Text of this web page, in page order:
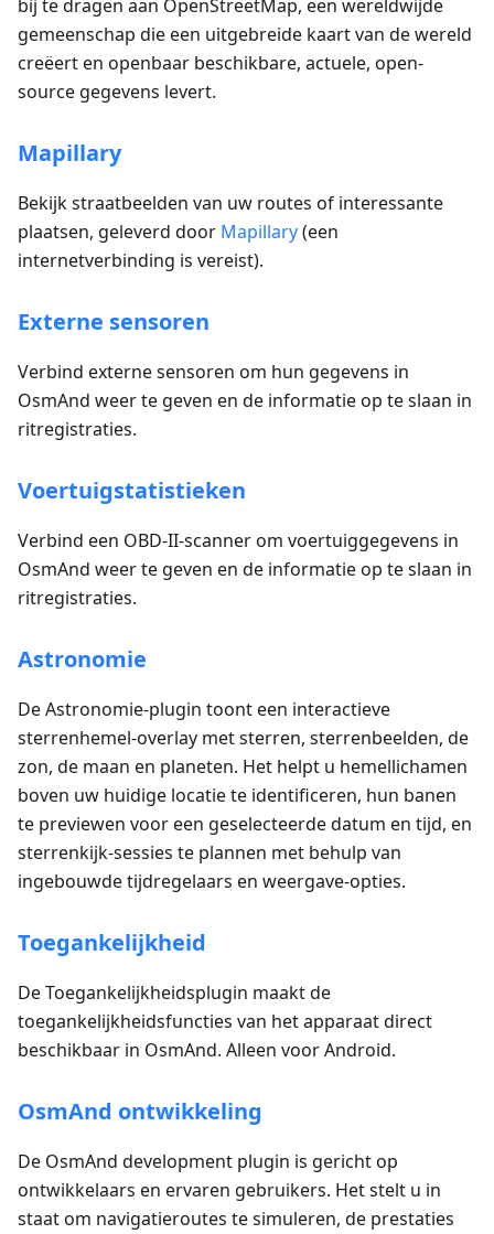
bij te dragen aan OpenStreetMap, een wereldwijde
gemeenschap die een uitgebreide kaart van de wereld
creëert en openbaar beschikbare, actuele, open-
source gegevens levert.
Mapillary
Bekijk straatbeelden van uw routes of interessante
plaatsen, geleverd door Mapillary(een
internetverbinding is vereist).
Externe sensoren
Verbind externe sensoren om hun gegevens in
OsmAnd weer te geven en de informatie op te slaan in
ritregistraties.
Voertuigstatistieken
Verbind een OBD-II-scanner om voertuiggegevens in
OsmAnd weer te geven en de informatie op te slaan in
ritregistraties.
Astronomie
De Astronomie-plugin toont een interactieve
sterrenhemel-overlay met sterren, sterrenbeelden, de
zon, de maan en planeten. Het helpt u hemellichamen
boven uw huidige locatie te identificeren, hun banen
te previewen voor een geselecteerde datum en tijd, en
sterrenkijk-sessies te plannen met behulp van
ingebouwde tijdregelaars en weergave-opties.
Toegankelijkheid
De Toegankelijkheidsplugin maakt de
toegankelijkheidsfuncties van het apparaat direct
beschikbaar in OsmAnd. Alleen voor Android.
OsmAnd ontwikkeling
De OsmAnd development plugin is gericht op
ontwikkelaars en ervaren gebruikers. Het stelt u in
staat om navigatieroutes te simuleren, de prestaties